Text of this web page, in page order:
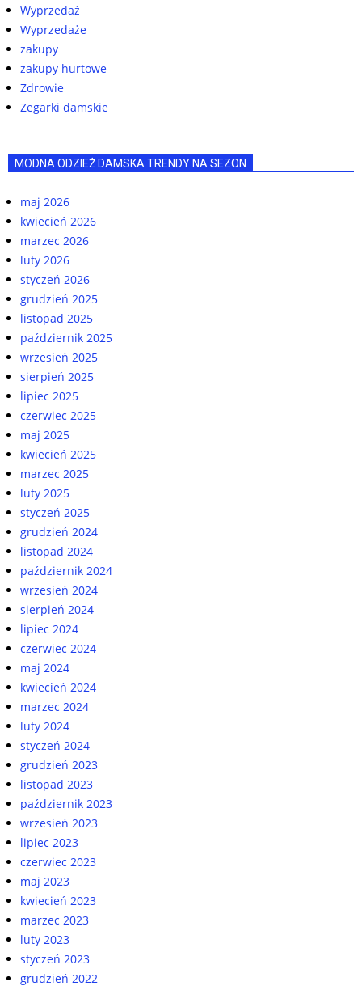
Wyprzedaż
Wyprzedaże
zakupy
zakupy hurtowe
Zdrowie
Zegarki damskie
MODNA ODZIEŻ DAMSKA TRENDY NA SEZON
maj 2026
kwiecień 2026
marzec 2026
luty 2026
styczeń 2026
grudzień 2025
listopad 2025
październik 2025
wrzesień 2025
sierpień 2025
lipiec 2025
czerwiec 2025
maj 2025
kwiecień 2025
marzec 2025
luty 2025
styczeń 2025
grudzień 2024
listopad 2024
październik 2024
wrzesień 2024
sierpień 2024
lipiec 2024
czerwiec 2024
maj 2024
kwiecień 2024
marzec 2024
luty 2024
styczeń 2024
grudzień 2023
listopad 2023
październik 2023
wrzesień 2023
lipiec 2023
czerwiec 2023
maj 2023
kwiecień 2023
marzec 2023
luty 2023
styczeń 2023
grudzień 2022